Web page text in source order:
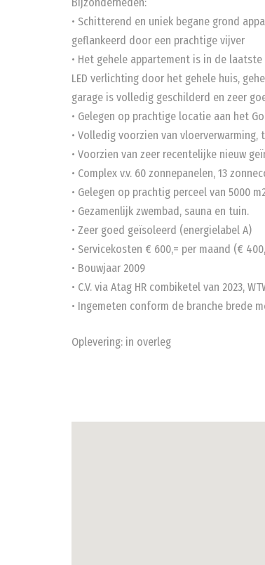
• Schitterend en uniek begane grond
geflankeerd door een prachtige vijver
• Het gehele appartement is in de
LED verlichting door het gehele huis,
garage is volledig geschilderd en zeer
• Gelegen op prachtige locatie aan het
• Volledig voorzien van
• Voorzien van zeer recentelijke nieuw
• Complex v.v. 60 zonnepanelen, 13
• Gelegen op prachtig perceel van 5000
• Gezamenlijk zwembad, sauna en tuin.
• Zeer goed geïsoleerd (energielabel A)
• Servicekosten € 600,= per maand (€
• Bouwjaar 2009
• C.V. via Atag HR combiketel van 2023,
• Ingemeten conform de branche brede
Oplevering: in overleg